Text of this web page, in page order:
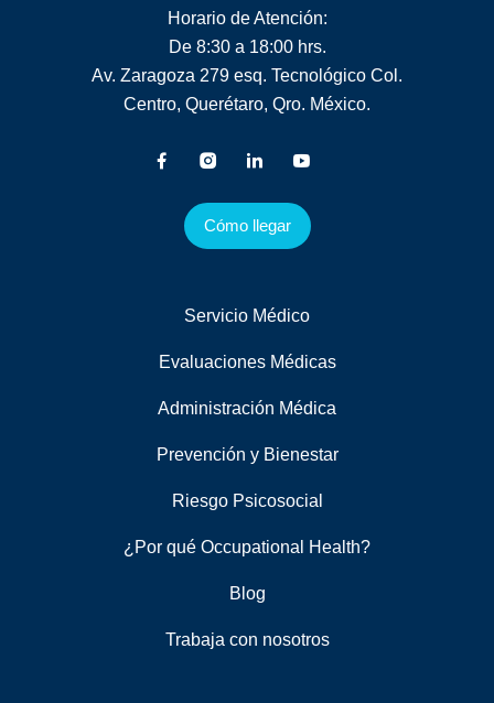
Horario de Atención:
De 8:30 a 18:00 hrs.
Av. Zaragoza 279 esq. Tecnológico Col.
Centro, Querétaro, Qro. México.
Cómo llegar
Servicio Médico
Evaluaciones Médicas
Administración Médica
Prevención y Bienestar
Riesgo Psicosocial
¿Por qué Occupational Health?
Blog
Trabaja con nosotros